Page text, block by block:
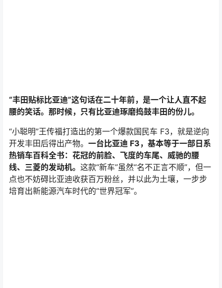
点也不妨碍比亚迪收获百万粉丝，并以此为土壤，一步步
培育出新能源汽车时代的“世界冠军”。
套用一句被用到包浆的俗语就是：你看到中国汽车在第一
层，以为中国汽车最多在第二层，实际上中国汽车在第五
层。
超车，不用等弯道